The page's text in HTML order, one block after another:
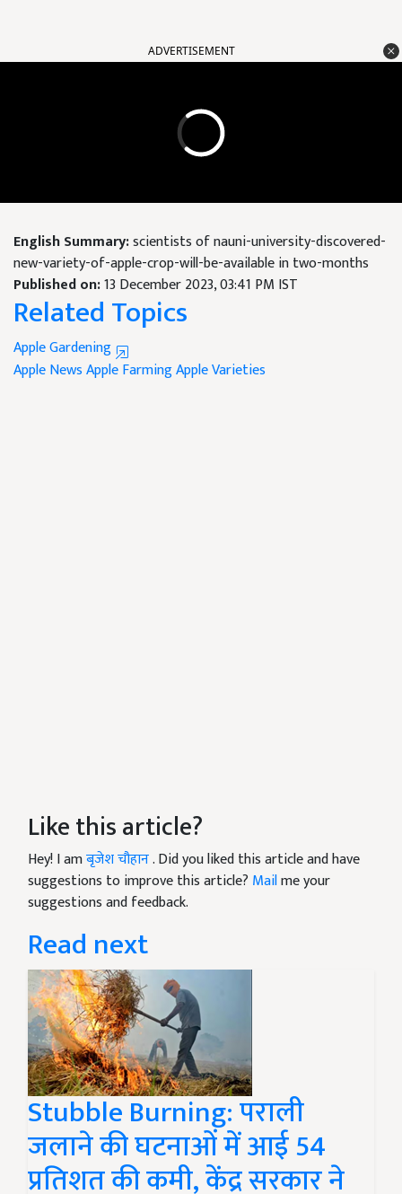
ADVERTISEMENT
English Summary:scientists of nauni-university-discovered-
new-variety-of-apple-crop-will-be-available in two-months
Published on:13 December 2023, 03:41 PM IST
Related Topics
Apple Gardening
Apple NewsApple FarmingApple Varieties
Like this article?
Hey! I amबृजेश चौहान. Did you liked this article and have
suggestions to improve this article? Mailme your
suggestions and feedback.
Read next
Stubble Burning: पराली
जलाने की घटनाओं में आई 54
प्रतिशत की कमी, केंद्र सरकार ने